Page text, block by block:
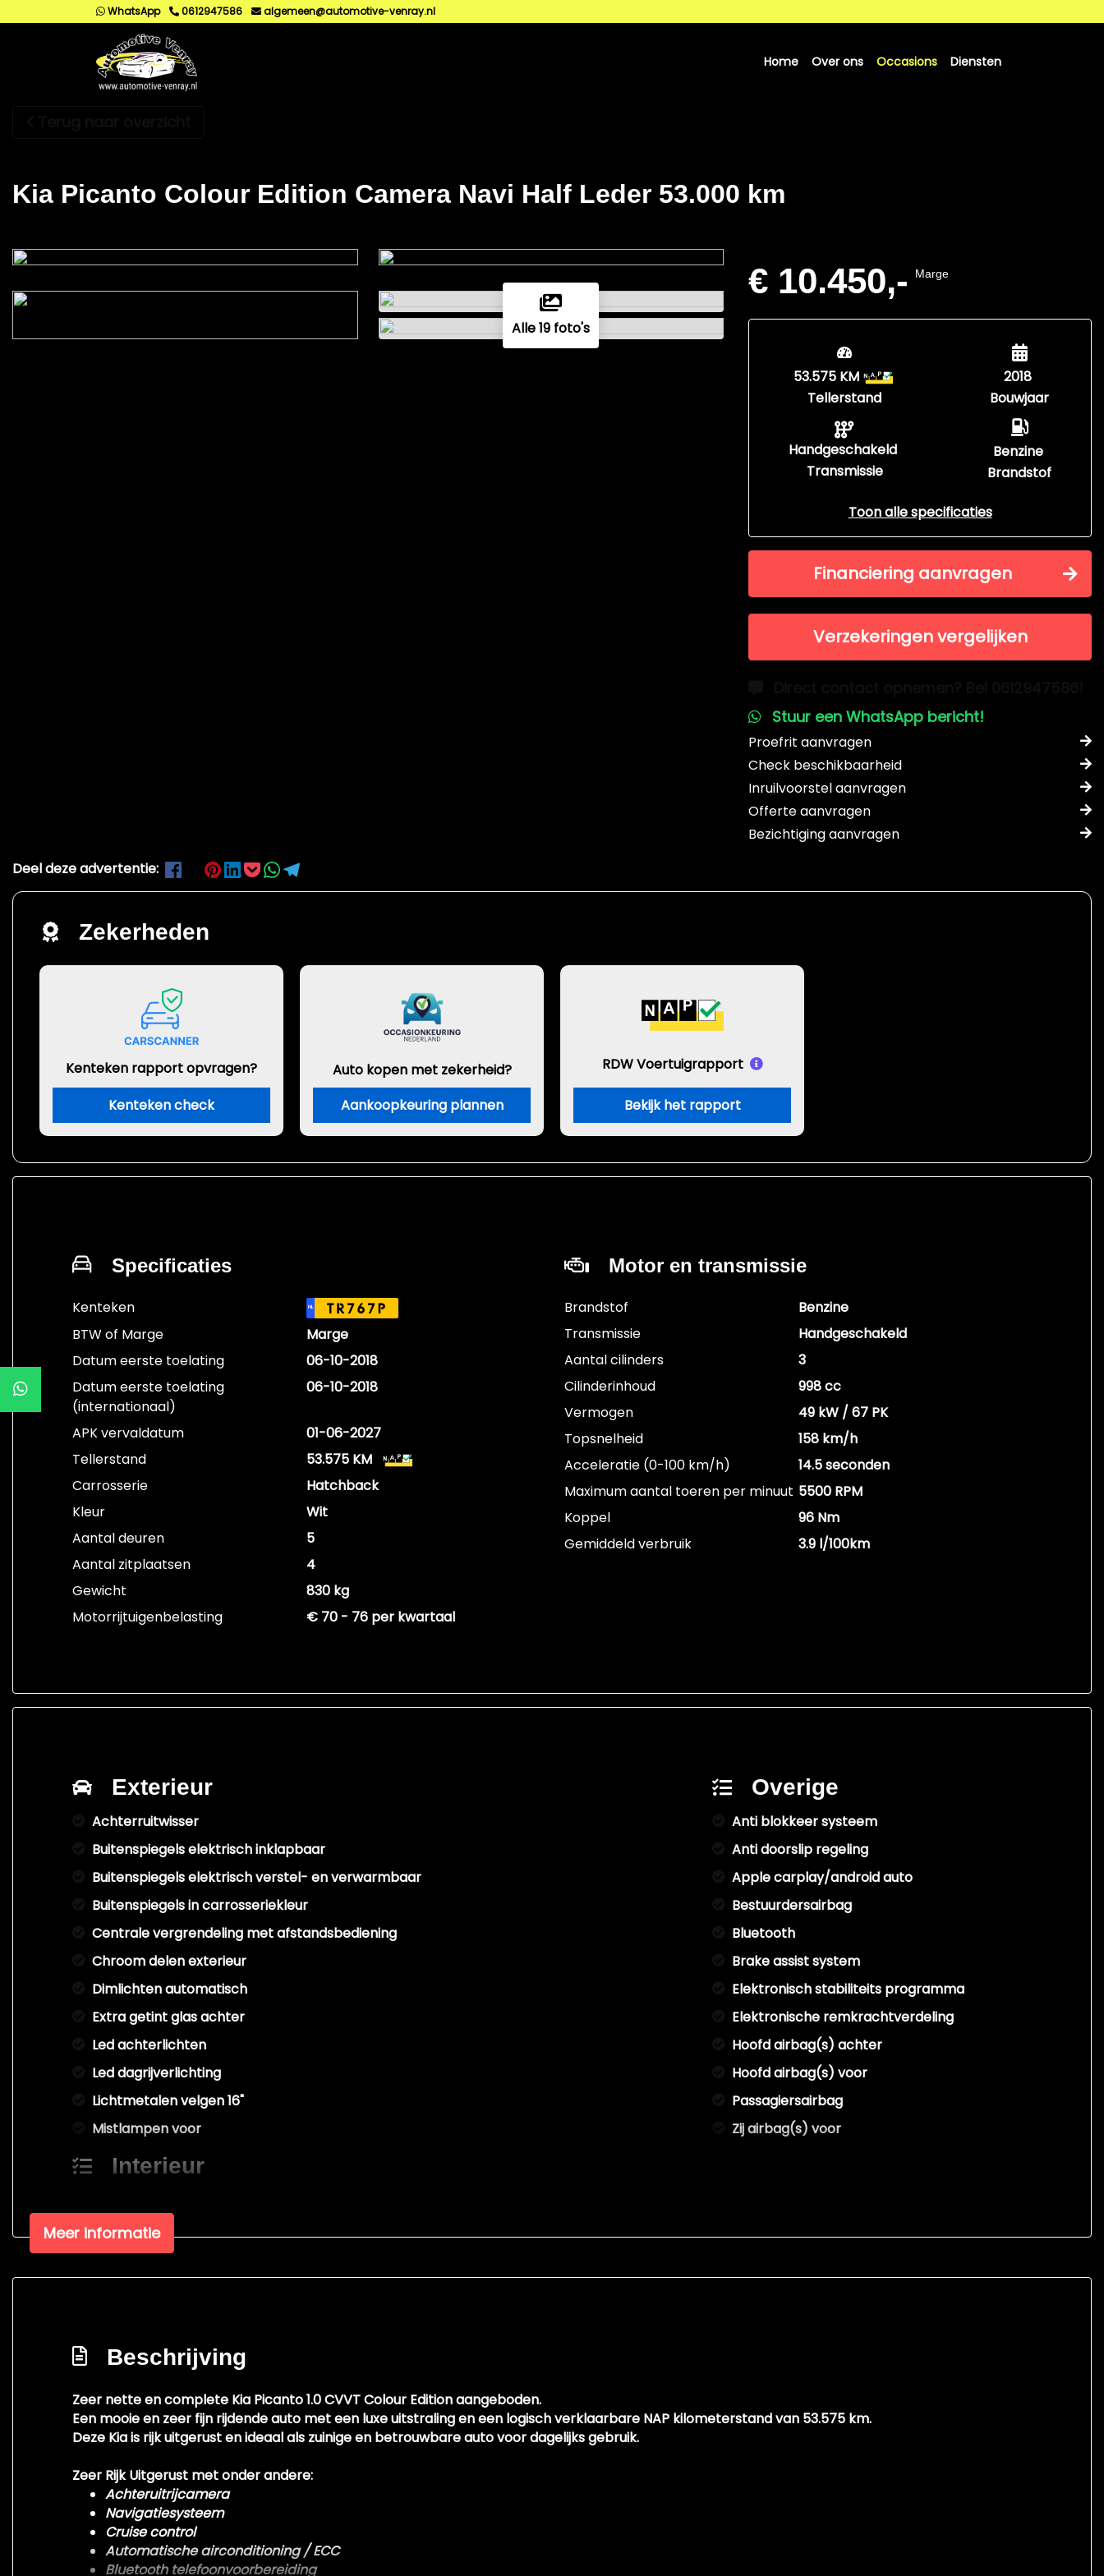
WhatsApp 0612947586 algemeen@automotive-venray.nl
Home Over ons Occasions Diensten
Kia Picanto Colour Edition Camera Navi Half Leder 53.000 km
Alle 19 foto's
€ 10.450,- Marge
53.575 KM
Tellerstand
Handgeschakeld
Transmissie
2018
Bouwjaar
Benzine
Brandstof
Toon alle specificaties
Financiering aanvragen
Verzekeringen vergelijken
Stuur een WhatsApp bericht!
Proefrit aanvragen
Check beschikbaarheid
Inruilvoorstel aanvragen
Offerte aanvragen
Bezichtiging aanvragen
Deel deze advertentie:
Zekerheden
Kenteken rapport opvragen?
Kenteken check
Auto kopen met zekerheid?
Aankoopkeuring plannen
RDW Voertuigrapport
Bekijk het rapport
Specificaties
Kenteken NL TR767P
BTW of Marge
Marge
Datum eerste toelating
06-10-2018
Datum eerste toelating
(internationaal)
06-10-2018
APK vervaldatum
01-06-2027
Tellerstand
53.575 KM
Carrosserie
Hatchback
Kleur
Wit
Aantal deuren
5
Aantal zitplaatsen
4
Gewicht
830 kg
Motorrijtuigenbelasting
€ 70 - 76 per kwartaal
Motor en transmissie
Brandstof
Benzine
Transmissie
Handgeschakeld
Aantal cilinders
3
Cilinderinhoud
998 cc
Vermogen
49 kW / 67 PK
Topsnelheid
158 km/h
Acceleratie (0-100 km/h)
14.5 seconden
Maximum aantal toeren per minuut 5500 RPM
Koppel
96 Nm
Gemiddeld verbruik
3.9 l/100km
Exterieur
Achterruitwisser
Buitenspiegels elektrisch inklapbaar
Buitenspiegels elektrisch verstel- en verwarmbaar
Buitenspiegels in carrosseriekleur
Centrale vergrendeling met afstandsbediening
Chroom delen exterieur
Dimlichten automatisch
Extra getint glas achter
Led achterlichten
Led dagrijverlichting
Lichtmetalen velgen 16"
Mistlampen voor
Overige
Anti blokkeer systeem
Anti doorslip regeling
Apple carplay/android auto
Bestuurdersairbag
Bluetooth
Brake assist system
Elektronisch stabiliteits programma
Elektronische remkrachtverdeling
Hoofd airbag(s) achter
Hoofd airbag(s) voor
Passagiersairbag
Zij airbag(s) voor
Interieur
Airco
Bestuurdersstoel in hoogte verstelbaar
Electronic climate control
Stuur en versnellingspook (kunst)leder
Stuur verstelbaar
Stuurbekrachtiging
Meer informatie
Beschrijving
Zeer nette en complete Kia Picanto 1.0 CVVT Colour Edition aangeboden.
Een mooie en zeer fijn rijdende auto met een luxe uitstraling en een logisch verklaarbare NAP kilometerstand van 53.575 km.
Deze Kia is rijk uitgerust en ideaal als zuinige en betrouwbare auto voor dagelijks gebruik.
Zeer Rijk Uitgerust met onder andere:
Achteruitrijcamera
Navigatiesysteem
Cruise control
Automatische airconditioning / ECC
Bluetooth telefoonvoorbereiding